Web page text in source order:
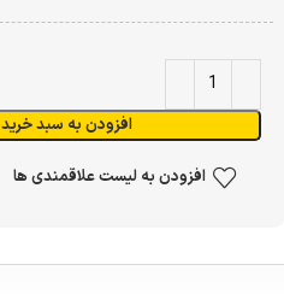
افزودن به سبد خرید
افزودن به لیست علاقمندی ها